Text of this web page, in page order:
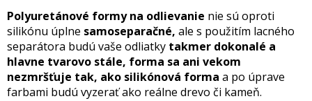
Polyuretánové formy na odlievanie nie sú oproti
silikónu úplne samoseparačné, ale s použitím lacného
separátora budú vaše odliatky takmer dokonalé a
hlavne tvarovo stále, forma sa ani vekom
nezmršťuje tak, ako silikónová forma a po úprave
farbami budú vyzerať ako reálne drevo či kameň.